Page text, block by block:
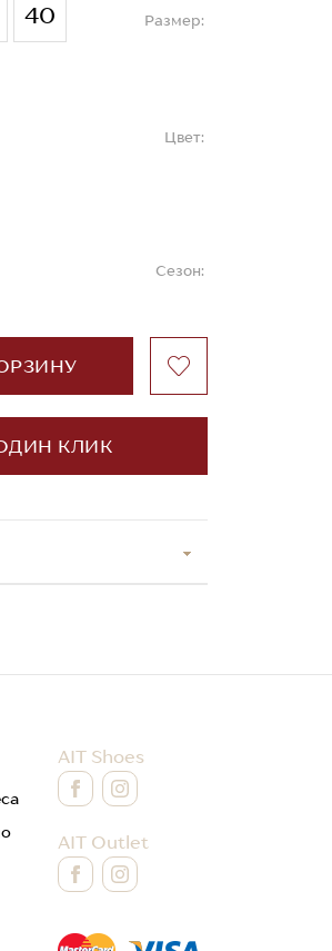
40 Размер:
Цвет:
Сезон:
КЛИК
AIT Shoes
AIT Outlet